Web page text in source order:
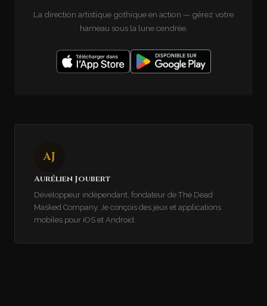
La direction artistique gothique en action — gérez votre
hameau sous la lune cendrée.
AJ
Aurélien Joubert
Développeur indépendant, fondateur de The Dead
Masked Company. Je conçois des jeux et applications
mobiles pour iOS et Android.